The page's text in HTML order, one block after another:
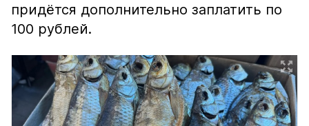
придётся дополнительно заплатить по
100 рублей.